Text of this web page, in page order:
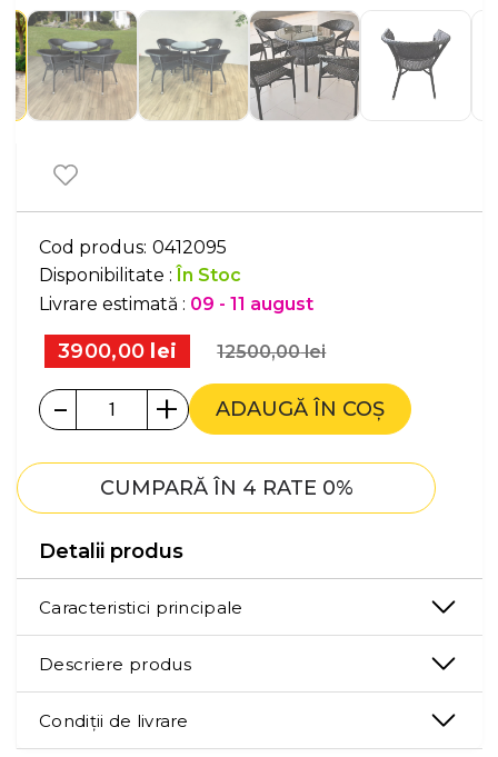
Cod produs: 0412095
Disponibilitate :În Stoc
Livrare estimată : 09 - 11 august
3900,00 lei 12500,00lei
- + ADAUGĂ ÎN COȘ
CUMPARĂ ÎN 4 RATE 0%
Detalii produs
Caracteristici principale
Descriere produs
Condiții de livrare